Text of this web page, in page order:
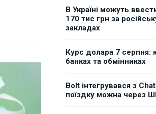
В Україні можуть
170 тис грн за
закладах
Курс долара 7 серпня:
банках та обмінниках
Bolt інтегрувався з
поїздку можна через ШІ